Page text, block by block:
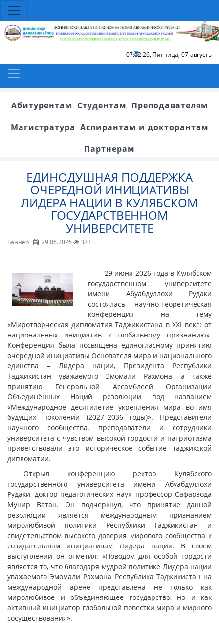
07:02:27, Пятница, 07-августь
Абитурентам Студентам Преподавателям
Магистратура Аспирантам и докторантам
Партнерам
ЕДИНОДУШНАЯ ПОДДЕРЖКА
ОЧЕРЕДНОЙ ИНИЦИАТИВЫ
ЛИДЕРА НАЦИИ В КУЛЯБСКОМ
ГОСУДАРСТВЕННОМ
УНИВЕРСИТЕТЕ
Баннер 29.06.2026 333
29 июня 2026 года в Кулябском
государственном университете
имени Абуабдуллохи Рудаки
состоялась научно-теоретическая
конференция на тему
«Миротворческая дипломатия Таджикистана в XXI веке: от
национальных инициатив к глобальному признанию».
Конференция была посвящена единогласному принятию
очередной инициативы Основателя мира и национального
единства – Лидера нации, Президента Республики
Таджикистан уважаемого Эмомали Рахмона, а также
принятию Генеральной Ассамблеей Организации
Объединённых Наций резолюции под названием
«Международное десятилетие укрепления мира во имя
будущих поколений (2027–2036 годы)». Представители
научного сообщества, преподаватели и сотрудники
университета с чувством высокой гордости и патриотизма
приветствовали это историческое событие таджикской
дипломатии.
Открыл конференцию ректор Кулябского
государственного университета имени Абуабдуллохи
Рудаки, доктор педагогических наук, профессор Сафарзода
Мунир Ватан. Он подчеркнул, что принятие данной
резолюции является международным признанием
миролюбивой политики Республики Таджикистан и
свидетельством высокого доверия мирового сообщества к
созидательным инициативам Лидера нации. В своём
выступлении он отметил: «Поводом для особой гордости
является то, что благодаря мудрой политике Лидера нации
уважаемого Эмомали Рахмона Республика Таджикистан на
международной арене представлена не только как
миролюбивое и объединяющее государство, но и как
активный инициатор глобальной повестки мира и мирного
сосуществования».